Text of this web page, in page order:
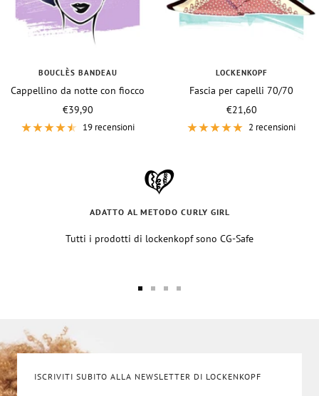
BOUCLÈS BANDEAU
Cappellino da notte con fiocco
Prezzo
di
€39,90
19 recensioni
LOCKENKOPF
Fascia per capelli 70/70
Prezzo
di
€21,60
2 recensioni
ADATTO AL METODO CURLY GIRL
Tutti i prodotti di lockenkopf sono CG-Safe
ISCRIVITI SUBITO ALLA NEWSLETTER DI LOCKENKOPF